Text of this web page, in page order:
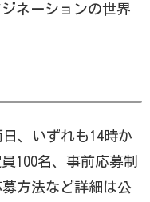
ネーションの世界
、いずれも14時か
100名、事前応募制
方法など詳細は公